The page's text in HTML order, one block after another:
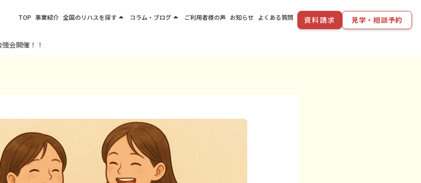
会開催！！
TOP 事業紹介 全国のリハスを探すarrow_drop_up コラム・ブログarrow_drop_up ご利用者様の声 お知らせ よくある質問 資料請求 見学・相談予約